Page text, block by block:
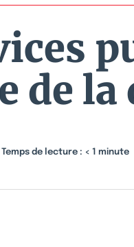
de
Temps de lecture : < 1 minute